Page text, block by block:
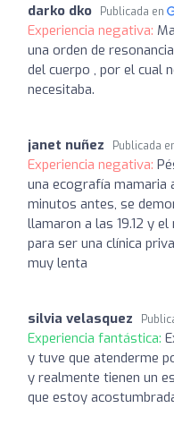
darko dko Publicada en
Experiencia negativa:
una orden de
del cuerpo , por el cual
necesitaba.
janet nuñez Publicada
Experiencia negativa:
una ecografía mamaria
minutos antes, se
llamaron a las 19.12 y
para ser una clínica
muy lenta
silvia velasquez
Experiencia fantástica:
y tuve que atenderme
y realmente tienen un
que estoy